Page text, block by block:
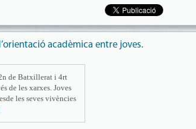
acadèmica entre joves.
de Batxillerat i 4rt
de les xarxes. Joves
les seves vivències